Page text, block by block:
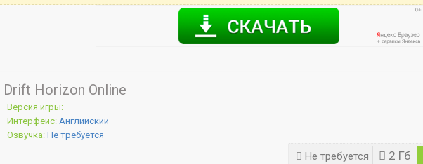
Drift Horizon Online
Версия игры:
Интерфейс: Английский
Озвучка: Не требуется
Не требуется 2 Гб